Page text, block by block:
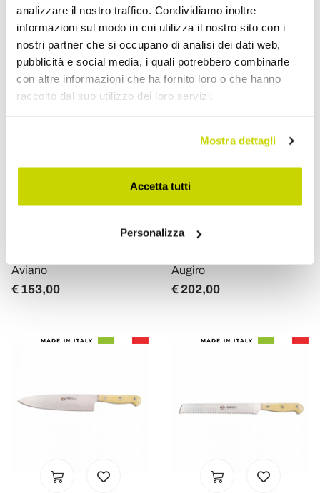
analizzare il nostro traffico. Condividiamo inoltre
informazioni sul modo in cui utilizza il nostro sito con i
nostri partner che si occupano di analisi dei dati web,
pubblicità e social media, i quali potrebbero combinarle
con altre informazioni che ha fornito loro o che hanno
raccolto dal suo utilizzo dei loro servizi.
Mostra dettagli
Accetta tutti
Personalizza
Spelucchino Dritto, Berti in
Aviano
€ 153,00
COLTELLERIE BERTI
Alta Qualità, Berti in
Augiro
€ 202,00